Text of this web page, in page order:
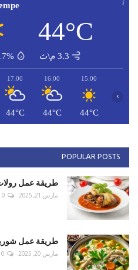
44°C
3.3 م\ث
15:00
44°C
16:00
44°C
17:00
44°C
›
POPULAR POSTS
طريقة عمل رولات
مارس 21, 2025 0
طريقة عمل شوربة
مارس 20, 2025 0